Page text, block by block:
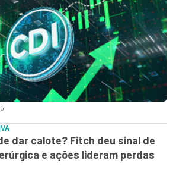
dar calote? Fitch deu sinal de
e ações lideram perdas